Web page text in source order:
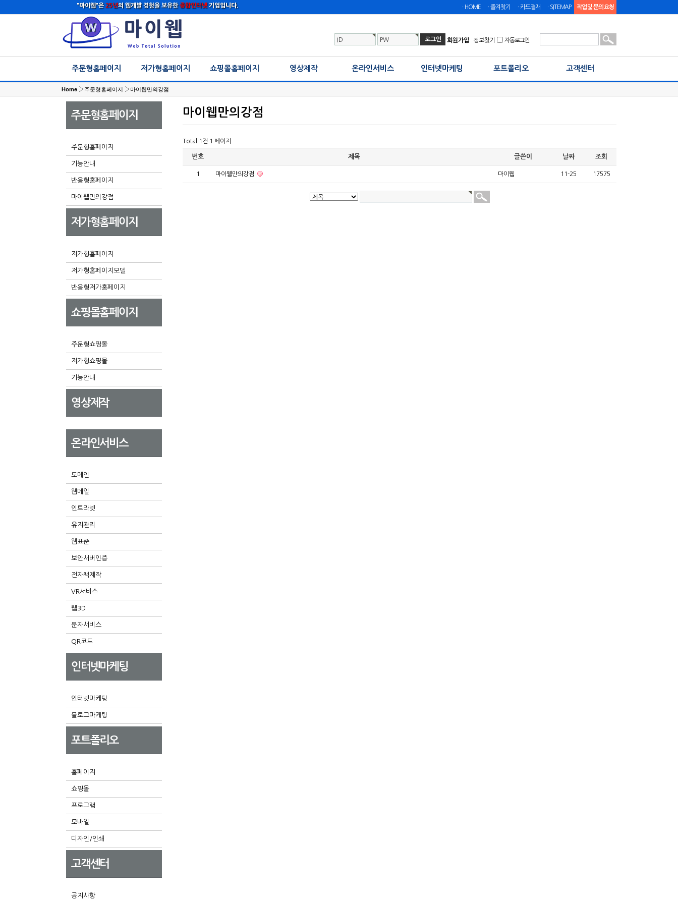
작업 및 문의 요청
ㆍSITEMAP
ㆍ카드결재
ㆍ즐겨찾기
ㆍHOME
"마이웹"은25년의 웹개발 경험을 보유한종합인터넷기업입니다.
ID PW 회원가입 정보찾기 자동로그인
주문형홈페이지 저가형홈페이지 쇼핑몰홈페이지 영상제작 온라인서비스 인터넷마케팅 포트폴리오 고객센터
Home ›주문형홈페이지 ›마이웹만의강점
주문형홈페이지
주문형홈페이지
기능안내
반응형홈페이지
마이웹만의강점
저가형홈페이지
저가형홈페이지
저가형홈페이지모델
반응형저가홈페이지
쇼핑몰홈페이지
주문형쇼핑몰
저가형쇼핑몰
기능안내
영상제작
온라인서비스
도메인
웹메일
인트라넷
유지관리
웹표준
보안서버인증
전자책제작
VR서비스
웹3D
문자서비스
QR코드
인터넷마케팅
인터넷마케팅
블로그마케팅
포트폴리오
홈페이지
쇼핑몰
프로그램
모바일
디자인/인쇄
고객센터
공지사항
마이웹만의강점
Total 1건 1 페이지
번호 제목 글쓴이 날짜 조회
1 마이웸만의강점 마이웹 11-25 17575